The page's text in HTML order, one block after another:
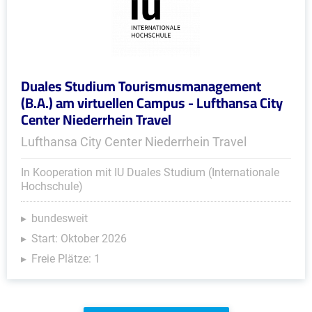
Duales Studium Tourismusmanagement
(B.A.) am virtuellen Campus - Lufthansa City
Center Niederrhein Travel
Lufthansa City Center Niederrhein Travel
In Kooperation mit IU Duales Studium (Internationale
Hochschule)
bundesweit
Start: Oktober 2026
Freie Plätze: 1